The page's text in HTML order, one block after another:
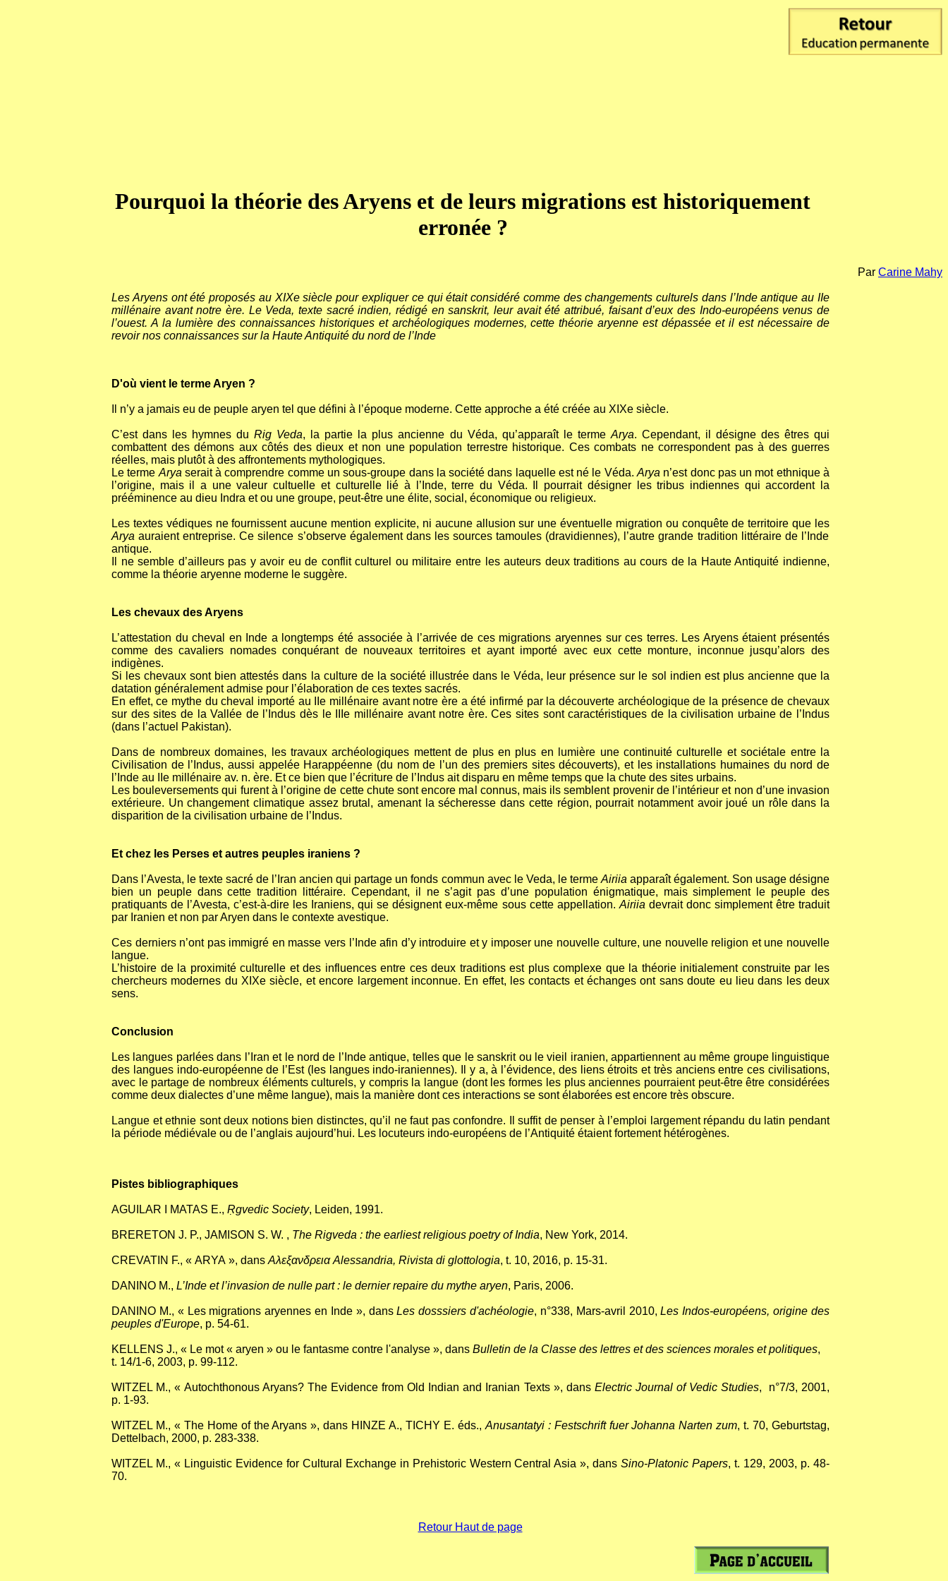
Pourquoi la théorie des Aryens et de leurs migrations est historiquement
erronée ?
Par Carine Mahy
Les Aryens ont été proposés au XIXe siècle pour expliquer ce qui était considéré comme des changements culturels dans l’Inde antique au IIe
millénaire avant notre ère. Le Veda, texte sacré indien, rédigé en sanskrit, leur avait été attribué, faisant d’eux des Indo-européens venus de
l’ouest. A la lumière des connaissances historiques et archéologiques modernes, cette théorie aryenne est dépassée et il est nécessaire de
revoir nos connaissances sur la Haute Antiquité du nord de l’Inde
D'où vient le terme Aryen ?
Il n’y a jamais eu de peuple aryen tel que défini à l’époque moderne. Cette approche a été créée au XIXe siècle.
C’est dans les hymnes duRig Veda, la partie la plus ancienne du Véda, qu’apparaît le terme Arya. Cependant, il désigne des êtres qui
combattent des démons aux côtés des dieux et non une population terrestre historique. Ces combats ne correspondent pas à des guerres
réelles, mais plutôt à des affrontements mythologiques.
Le terme Arya serait à comprendre comme un sous-groupe dans la société dans laquelle est né le Véda.Arya n’est donc pas un mot ethnique à
l’origine, mais il a une valeur cultuelle et culturelle lié à l’Inde, terre du Véda. Il pourrait désigner les tribus indiennes qui accordent la
prééminence au dieu Indra et ou une groupe, peut-être une élite, social, économique ou religieux.
Les textes védiques ne fournissent aucune mention explicite, ni aucune allusion sur une éventuelle migration ou conquête de territoire que les
Arya auraient entreprise. Ce silence s’observe également dans les sources tamoules (dravidiennes), l’autre grande tradition littéraire de l’Inde
antique.
Il ne semble d’ailleurs pas y avoir eu de conflit culturel ou militaire entre les auteurs deux traditions au cours de la Haute Antiquité indienne,
comme la théorie aryenne moderne le suggère.
Les chevaux des Aryens
L’attestation du cheval en Inde a longtemps été associée à l’arrivée de ces migrations aryennes sur ces terres. Les Aryens étaient présentés
comme des cavaliers nomades conquérant de nouveaux territoires et ayant importé avec eux cette monture, inconnue jusqu’alors des
indigènes.
Si les chevaux sont bien attestés dans la culture de la société illustrée dans le Véda, leur présence sur le sol indien est plus ancienne que la
datation généralement admise pour l’élaboration de ces textes sacrés.
En effet, ce mythe du cheval importé au IIe millénaire avant notre ère a été infirmé par la découverte archéologique de la présence de chevaux
sur des sites de la Vallée de l’Indus dès le IIIe millénaire avant notre ère. Ces sites sont caractéristiques de la civilisation urbaine de l’Indus
(dans l’actuel Pakistan).
Dans de nombreux domaines, les travaux archéologiques mettent de plus en plus en lumière une continuité culturelle et sociétale entre la
Civilisation de l’Indus, aussi appelée Harappéenne (du nom de l’un des premiers sites découverts), et les installations humaines du nord de
l’Inde au IIe millénaire av. n. ère. Et ce bien que l’écriture de l’Indus ait disparu en même temps que la chute des sites urbains.
Les bouleversements qui furent à l’origine de cette chute sont encore mal connus, mais ils semblent provenir de l’intérieur et non d’une invasion
extérieure. Un changement climatique assez brutal, amenant la sécheresse dans cette région, pourrait notamment avoir joué un rôle dans la
disparition de la civilisation urbaine de l’Indus.
Et chez les Perses et autres peuples iraniens ?
Dans l’Avesta, le texte sacré de l’Iran ancien qui partage un fonds commun avec le Veda, le terme Airiia apparaît également. Son usage désigne
bien un peuple dans cette tradition littéraire. Cependant, il ne s’agit pas d’une population énigmatique, mais simplement le peuple des
pratiquants de l’Avesta, c’est-à-dire les Iraniens, qui se désignent eux-même sous cette appellation. Airiia devrait donc simplement être traduit
par Iranien et non par Aryen dans le contexte avestique.
Ces derniers n’ont pas immigré en masse vers l’Inde afin d’y introduire et y imposer une nouvelle culture, une nouvelle religion et une nouvelle
langue.
L’histoire de la proximité culturelle et des influences entre ces deux traditions est plus complexe que la théorie initialement construite par les
chercheurs modernes du XIXe siècle, et encore largement inconnue. En effet, les contacts et échanges ont sans doute eu lieu dans les deux
sens.
Conclusion
Les langues parlées dans l’Iran et le nord de l’Inde antique, telles que le sanskrit ou le vieil iranien, appartiennent au même groupe linguistique
des langues indo-européenne de l’Est (les langues indo-iraniennes). Il y a, à l’évidence, des liens étroits et très anciens entre ces civilisations,
avec le partage de nombreux éléments culturels, y compris la langue (dont les formes les plus anciennes pourraient peut-être être considérées
comme deux dialectes d’une même langue), mais la manière dont ces interactions se sont élaborées est encore très obscure.
Langue et ethnie sont deux notions bien distinctes, qu’il ne faut pas confondre. Il suffit de penser à l’emploi largement répandu du latin pendant
la période médiévale ou de l’anglais aujourd’hui. Les locuteurs indo-européens de l’Antiquité étaient fortement hétérogènes.
Pistes bibliographiques
AGUILAR I MATAS E., Ṛgvedic Society, Leiden, 1991.
BRERETON J. P., JAMISON S. W. , The Rigveda : the earliest religious poetry of India, New York, 2014.
CREVATIN F., « ARYA », dans Aλεξανδρεια Alessandria, Rivista di glottologia, t. 10, 2016, p. 15-31.
DANINO M., L’Inde et l’invasion de nulle part : le dernier repaire du mythe aryen, Paris, 2006.
DANINO M., « Les migrations aryennes en Inde », dansLes dosssiers d'achéologie, n°338, Mars-avril 2010,Les Indos-européens, origine des
peuples d'Europe, p. 54-61.
KELLENS J., « Le mot « aryen » ou le fantasme contre l'analyse », dans Bulletin de la Classe des lettres et des sciences morales et politiques,
t. 14/1-6, 2003, p. 99-112.
WITZEL M., « Autochthonous Aryans? The Evidence from Old Indian and Iranian Texts », dans Electric Journal of Vedic Studies, n°7/3, 2001,
p. 1-93.
WITZEL M., « The Home of the Aryans », dans HINZE A., TICHY E. éds., Anusantatyi : Festschrift fuer Johanna Narten zum, t. 70, Geburtstag,
Dettelbach, 2000, p. 283-338.
WITZEL M., « Linguistic Evidence for Cultural Exchange in Prehistoric Western Central Asia », dansSino-Platonic Papers, t. 129, 2003, p. 48-
70.
Retour Haut de page